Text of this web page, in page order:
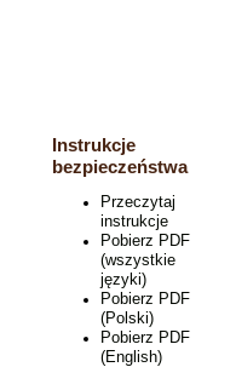
Instrukcje
bezpieczeństwa
Przeczytaj
instrukcje
Pobierz PDF
(wszystkie
języki)
Pobierz PDF
(Polski)
Pobierz PDF
(English)